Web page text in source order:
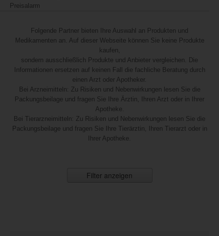
Preisalarm
Folgende Partner bieten Ihre Auswahl an Produkten und
Medikamenten an. Auf dieser Webseite können Sie keine Produkte
kaufen,
sondern ausschließlich Produkte und Anbieter vergleichen. Die
Informationen ersetzen auf keinen Fall die fachliche Beratung durch
einen Arzt oder Apotheker.
Bei Arzneimitteln: Zu Risiken und Nebenwirkungen lesen Sie die
Packungsbeilage und fragen Sie Ihre Ärztin, Ihren Arzt oder in Ihrer
Apotheke.
Bei Tierarzneimitteln: Zu Risiken und Nebenwirkungen lesen Sie die
Packungsbeilage und fragen Sie Ihre Tierärztin, Ihren Tierarzt oder in
Ihrer Apotheke.
Filter anzeigen